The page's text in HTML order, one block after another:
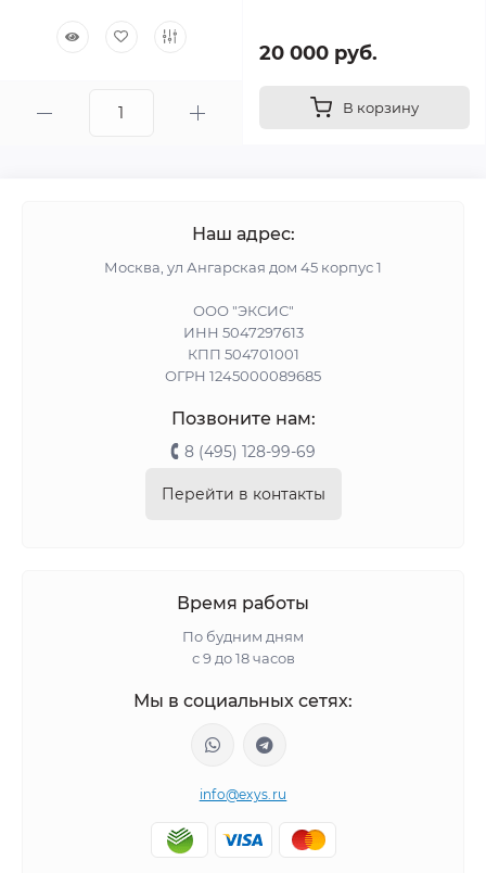
20 000 руб.
В корзину
Наш адрес:
Москва, ул Ангарская дом 45 корпус 1
ООО "ЭКСИС"
ИНН 5047297613
КПП 504701001
ОГРН 1245000089685
Позвоните нам:
8 (495) 128-99-69
Перейти в контакты
Время работы
По будним дням
с 9 до 18 часов
Мы в социальных сетях:
info@exys.ru